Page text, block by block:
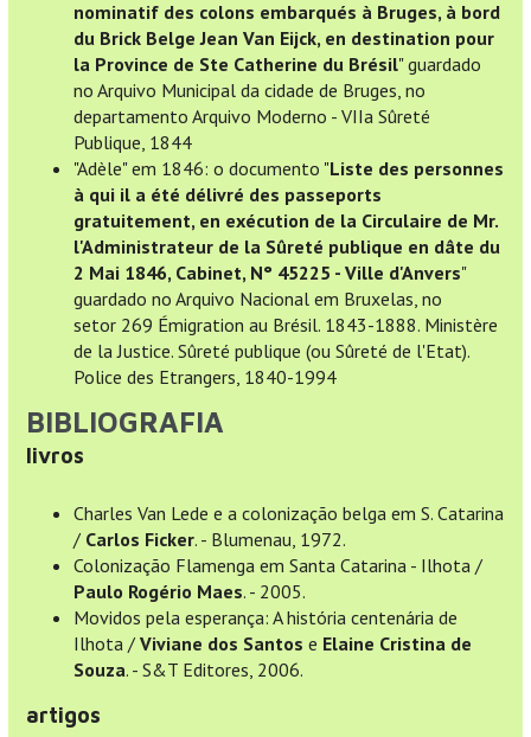
nominatif des colons embarqués à Bruges, à bord
du Brick Belge Jean Van Eijck, en destination pour
la Province de Ste Catherine du Brésil" guardado
no Arquivo Municipal da cidade de Bruges, no
departamento Arquivo Moderno - VIIa Sûreté
Publique, 1844
"Adèle" em 1846: o documento "Liste des personnes
à qui il a été délivré des passeports
gratuitement, en exécution de la Circulaire de Mr.
l'Administrateur de la Sûreté publique en dâte du
2 Mai 1846, Cabinet, N° 45225 - Ville d'Anvers"
guardado no Arquivo Nacional em Bruxelas, no
setor 269 Émigration au Brésil. 1843-1888. Ministère
de la Justice. Sûreté publique (ou Sûreté de l'Etat).
Police des Etrangers, 1840-1994
BIBLIOGRAFIA
livros
Charles Van Lede e a colonização belga em S. Catarina
/ Carlos Ficker. - Blumenau, 1972.
Colonização Flamenga em Santa Catarina - Ilhota /
Paulo Rogério Maes. - 2005.
Movidos pela esperança: A história centenária de
Ilhota / Viviane dos Santos e Elaine Cristina de
Souza. - S&T Editores, 2006.
artigos